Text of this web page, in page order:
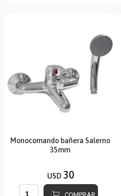
Monocomando bañera Salerno
35mm
USD 30
COMPRAR